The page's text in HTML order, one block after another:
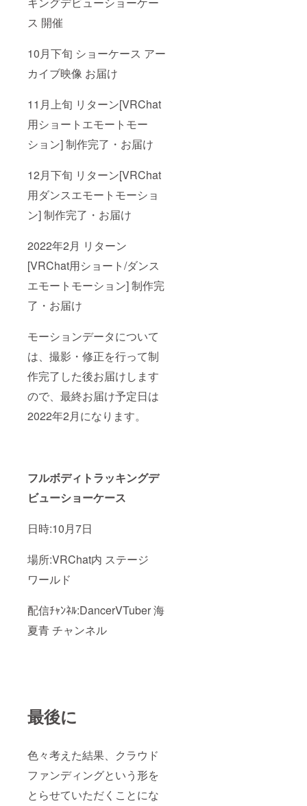
ス 開催
10月下旬 ショーケース アー
カイブ映像 お届け
11月上旬 リターン[VRChat
用ショートエモートモー
ション] 制作完了・お届け
12月下旬 リターン[VRChat
用ダンスエモートモーショ
ン] 制作完了・お届け
2022年2月 リターン
[VRChat用ショート/ダンス
エモートモーション] 制作完
了・お届け
モーションデータについて
は、撮影・修正を行って制
作完了した後お届けします
ので、最終お届け予定日は
2022年2月になります。
フルボディトラッキングデ
ビューショーケース
日時:10月7日
場所:VRChat内 ステージ
ワールド
配信ﾁｬﾝﾈﾙ:DancerVTuber 海
夏青 チャンネル
最後に
色々考えた結果、クラウド
ファンディングという形を
とらせていただくことにな